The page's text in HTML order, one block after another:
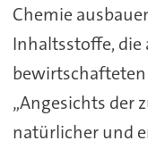
Chemie
Inhaltsstoffe, die
„Angesichts der
natürlicher und